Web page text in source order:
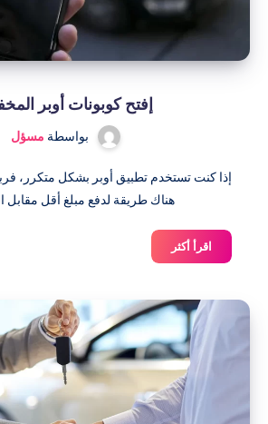
إفتح كوبونات أوبر
بواسطة مسؤل
إذا كنت تستخدم تطبيق أوبر بشكل متكرر،
هناك طريقة لدفع مبلغ أقل مقابل
اقرأ أكثر
كوبونات
المخفية!